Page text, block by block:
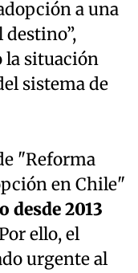
a una
la situación
sistema de
"Reforma
en Chile"
desde 2013
ello, el
urgente al